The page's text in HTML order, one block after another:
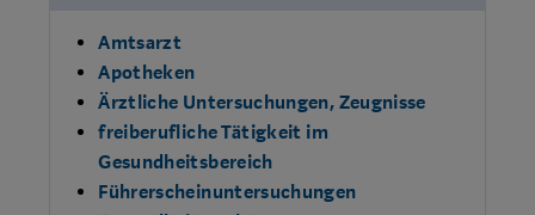
Amtsarzt
Apotheken
Ärztliche Untersuchungen, Zeugnisse
freiberufliche Tätigkeit im
Gesundheitsbereich
Führerscheinuntersuchungen